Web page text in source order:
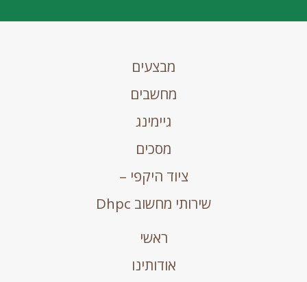
מבצעים
מחשבים
גיימינג
מסכים
ציוד היקפי –
שירותי מחשוב Dhpc
ראשי
אודותינו